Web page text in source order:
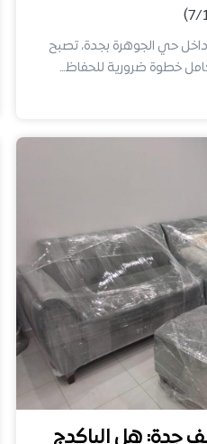
داخل حي الجوهرة بجدة، تصبح
خطوة ضرورية للحفاظ…
جدة: هل الباكدج